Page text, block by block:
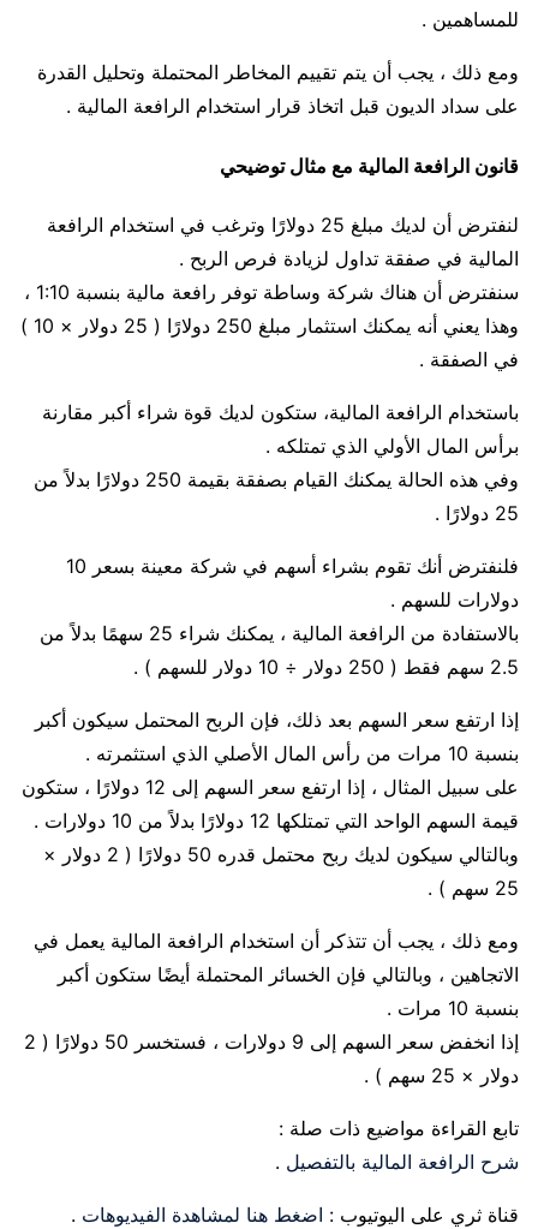
للمساهمين .
ومع ذلك ، يجب أن يتم تقييم المخاطر المحتملة وتحليل القدرة
على سداد الديون قبل اتخاذ قرار استخدام الرافعة المالية .
قانون الرافعة المالية مع مثال توضيحي
لنفترض أن لديك مبلغ 25 دولارًا وترغب في استخدام الرافعة
المالية في صفقة تداول لزيادة فرص الربح .
سنفترض أن هناك شركة وساطة توفر رافعة مالية بنسبة 1:10 ،
وهذا يعني أنه يمكنك استثمار مبلغ 250 دولارًا ( 25 دولار × 10 )
في الصفقة .
باستخدام الرافعة المالية، ستكون لديك قوة شراء أكبر مقارنة
برأس المال الأولي الذي تمتلكه .
وفي هذه الحالة يمكنك القيام بصفقة بقيمة 250 دولارًا بدلاً من
25 دولارًا .
فلنفترض أنك تقوم بشراء أسهم في شركة معينة بسعر 10
دولارات للسهم .
بالاستفادة من الرافعة المالية ، يمكنك شراء 25 سهمًا بدلاً من
2.5 سهم فقط ( 250 دولار ÷ 10 دولار للسهم ) .
إذا ارتفع سعر السهم بعد ذلك، فإن الربح المحتمل سيكون أكبر
بنسبة 10 مرات من رأس المال الأصلي الذي استثمرته .
على سبيل المثال ، إذا ارتفع سعر السهم إلى 12 دولارًا ، ستكون
قيمة السهم الواحد التي تمتلكها 12 دولارًا بدلاً من 10 دولارات .
وبالتالي سيكون لديك ربح محتمل قدره 50 دولارًا ( 2 دولار ×
25 سهم ) .
ومع ذلك ، يجب أن تتذكر أن استخدام الرافعة المالية يعمل في
الاتجاهين ، وبالتالي فإن الخسائر المحتملة أيضًا ستكون أكبر
بنسبة 10 مرات .
إذا انخفض سعر السهم إلى 9 دولارات ، فستخسر 50 دولارًا ( 2
دولار × 25 سهم ) .
تابع القراءة مواضيع ذات صلة :
شرح الرافعة المالية بالتفصيل .
قناة ثري على اليوتيوب : اضغط هنا لمشاهدة الفيديوهات .